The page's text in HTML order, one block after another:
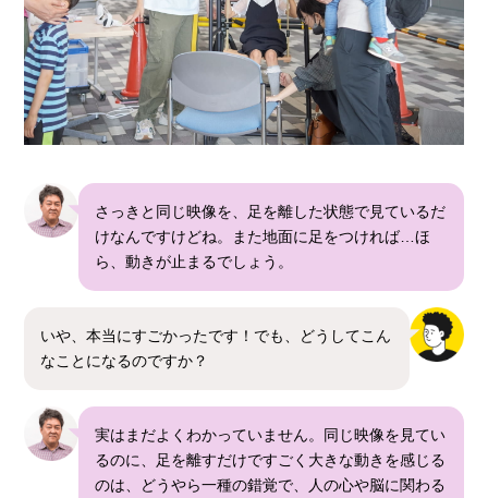
さっきと同じ映像を、足を離した状態で見ているだ
けなんですけどね。また地面に足をつければ…ほ
ら、動きが止まるでしょう。
いや、本当にすごかったです！でも、どうしてこん
なことになるのですか？
実はまだよくわかっていません。同じ映像を見てい
るのに、足を離すだけですごく大きな動きを感じる
のは、どうやら一種の錯覚で、人の心や脳に関わる